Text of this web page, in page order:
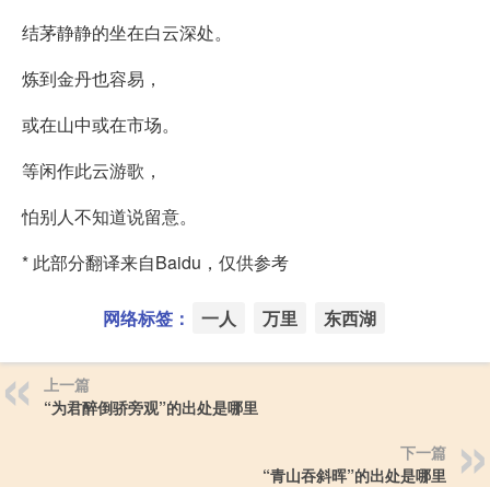
结茅静静的坐在白云深处。
炼到金丹也容易，
或在山中或在市场。
等闲作此云游歌，
怕别人不知道说留意。
* 此部分翻译来自Baidu，仅供参考
网络标签： 一人 万里 东西湖
上一篇
“为君醉倒骄旁观”的出处是哪里
下一篇
“青山吞斜晖”的出处是哪里